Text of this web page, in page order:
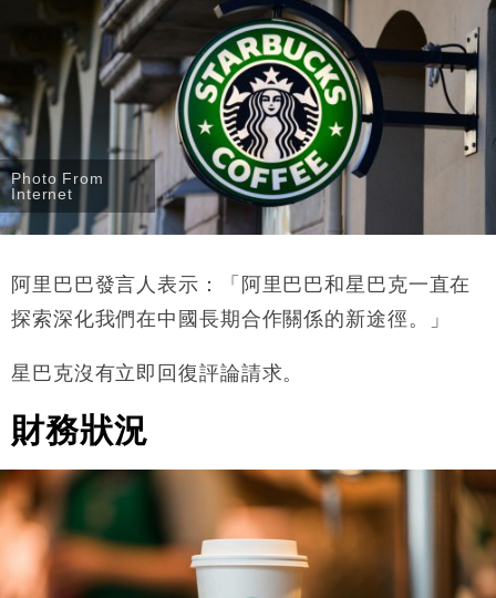
地產｜大酒店中期轉賺2300萬元 斥21億翻新香港及
東京半島
13:12
國際｜特朗普赴洛杉磯高球場活動前 男子攜槍彈被捕
Photo From
Internet
阿里巴巴發言人表示：「阿里巴巴和星巴克一直在
探索深化我們在中國長期合作關係的新途徑。」
星巴克沒有立即回復評論請求。
財務狀況